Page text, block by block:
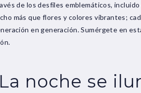
de los desfiles emblemáticos,
más que flores y colores vibrantes;
en generación. Sumérgete en
noche se